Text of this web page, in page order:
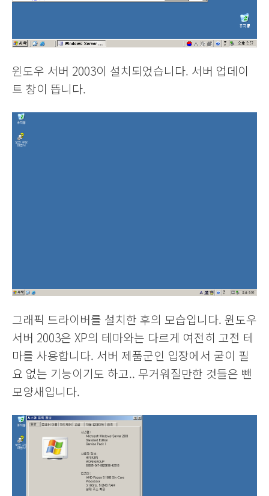
윈도우 서버 2003이 설치되었습니다. 서버 업데이
트 창이 뜹니다.
그래픽 드라이버를 설치한 후의 모습입니다. 윈도우
서버 2003은 XP의 테마와는 다르게 여전히 고전 테
마를 사용합니다. 서버 제품군인 입장에서 굳이 필
요 없는 기능이기도 하고.. 무거워질만한 것들은 뺀
모양새입니다.